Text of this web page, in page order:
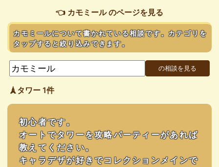
👈 カモミール のページを見る
カモミールについて書かれている相談です。カテゴリを
タップすると絞り込みできます。
🗼タワー 1件
初心者です。
オートでタワーを攻略パーティーがあれば
教えてください。
キャラデザが好きでコレクションメインで